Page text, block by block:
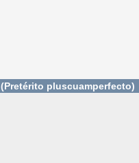
pluscuamperfecto)